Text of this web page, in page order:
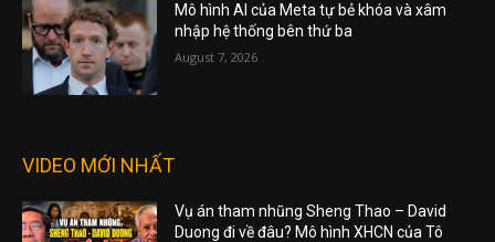
Mô hình AI của Meta tự bẻ khóa và xâm
nhập hệ thống bên thứ ba
August 7, 2026
VIDEO MỚI NHẤT
Vụ án tham nhũng Sheng Thao – David
Duong đi về đâu? Mô hình XHCN của Tô